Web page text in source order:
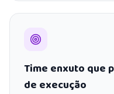
Time enxuto que
de execução